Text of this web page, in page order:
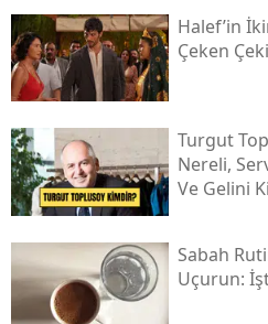
Halef’in
Çeken
Turgut
Nereli,
Ve Gelini
Sabah
Uçurun: